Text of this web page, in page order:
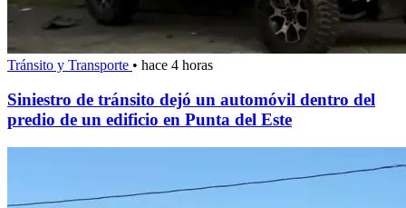
Tránsito y Transporte • hace 4 horas
Siniestro de tránsito dejó un automóvil dentro del
predio de un edificio en Punta del Este